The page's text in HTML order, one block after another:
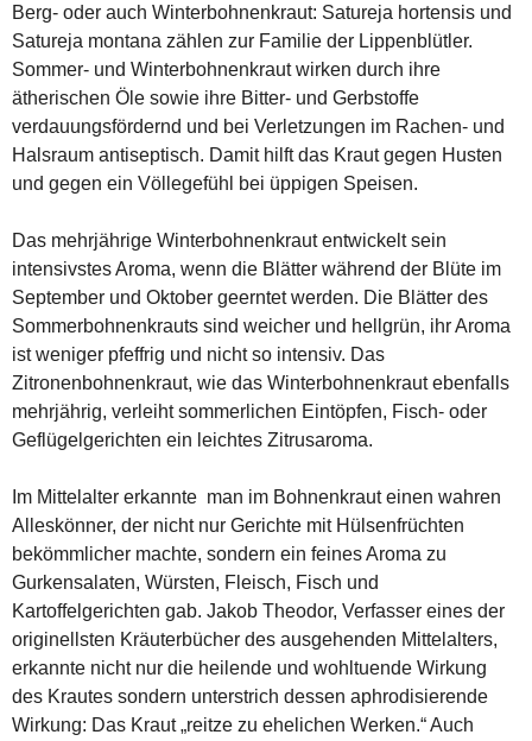
Berg- oder auch Winterbohnenkraut: Satureja hortensis und
Satureja montana zählen zur Familie der Lippenblütler.
Sommer- und Winterbohnenkraut wirken durch ihre
ätherischen Öle sowie ihre Bitter- und Gerbstoffe
verdauungsfördernd und bei Verletzungen im Rachen- und
Halsraum antiseptisch. Damit hilft das Kraut gegen Husten
und gegen ein Völlegefühl bei üppigen Speisen.
Das mehrjährige Winterbohnenkraut entwickelt sein
intensivstes Aroma, wenn die Blätter während der Blüte im
September und Oktober geerntet werden. Die Blätter des
Sommerbohnenkrauts sind weicher und hellgrün, ihr Aroma
ist weniger pfeffrig und nicht so intensiv. Das
Zitronenbohnenkraut, wie das Winterbohnenkraut ebenfalls
mehrjährig, verleiht sommerlichen Eintöpfen, Fisch- oder
Geflügelgerichten ein leichtes Zitrusaroma.
Im Mittelalter erkannte man im Bohnenkraut einen wahren
Alleskönner, der nicht nur Gerichte mit Hülsenfrüchten
bekömmlicher machte, sondern ein feines Aroma zu
Gurkensalaten, Würsten, Fleisch, Fisch und
Kartoffelgerichten gab. Jakob Theodor, Verfasser eines der
originellsten Kräuterbücher des ausgehenden Mittelalters,
erkannte nicht nur die heilende und wohltuende Wirkung
des Krautes sondern unterstrich dessen aphrodisierende
Wirkung: Das Kraut „reitze zu ehelichen Werken.“ Auch